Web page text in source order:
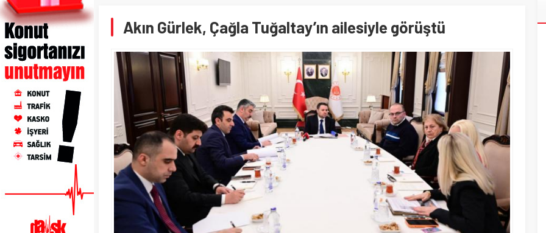
Akın Gürlek, Çağla Tuğaltay’ın ailesiyle görüştü